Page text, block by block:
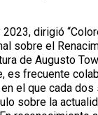
dirigió
sobre el
de Augusto
es frecuente
el que cada dos
sobre la